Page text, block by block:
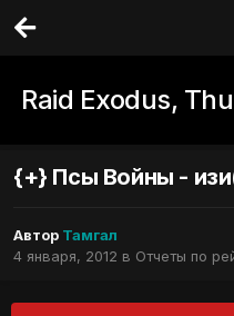
Raid Exodus,
{+} Псы Войны -
Автор Тамгал
4 января, 2012 в Отчеты по